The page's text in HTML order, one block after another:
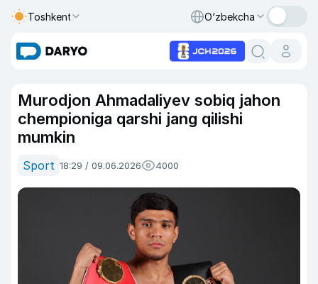
Toshkent O‘zbekcha
Murodjon Ahmadaliyev sobiq jahon
chempioniga qarshi jang qilishi
mumkin
Sport 18:29 / 09.06.2026 4000